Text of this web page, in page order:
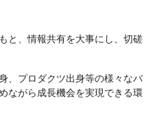
と、情報共有を大事にし、切磋
、プロダクツ出身等の様々なバ
ながら成長機会を実現できる環